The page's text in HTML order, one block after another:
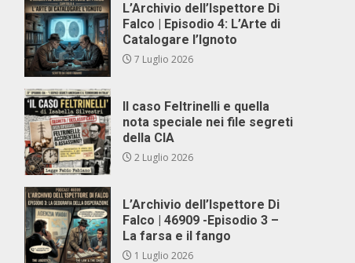
L’Archivio dell’Ispettore Di
Falco | Episodio 4: L’Arte di
Catalogare l’Ignoto
7 Luglio 2026
Il caso Feltrinelli e quella
nota speciale nei file segreti
della CIA
2 Luglio 2026
L’Archivio dell’Ispettore Di
Falco | 46909 -Episodio 3 –
La farsa e il fango
1 Luglio 2026